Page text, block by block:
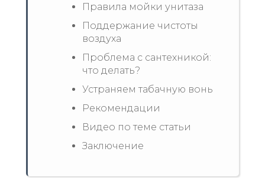
Правила мойки унитаза
Поддержание чистоты
воздуха
Проблема с сантехникой:
что делать?
Устраняем табачную вонь
Рекомендации
Видео по теме статьи
Заключение